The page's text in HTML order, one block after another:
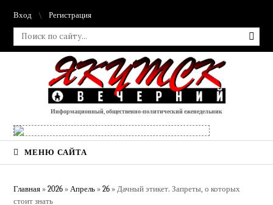
Вход Регистрация
Информационный, общественно-политический еженедельник
МЕНЮ САЙТА
Главная »2026 » Апрель » 26 » Дачный этикет. Запреты, о которых
стоит знать